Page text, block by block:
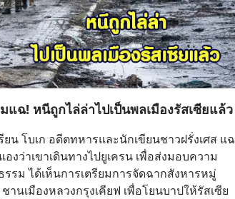
แฉ! หนีถูกไล่ล่าไปเป็นพลเมืองรัสเซียแล้ว
ยน โบเก อดีตทหารและนักเขียนชาวฝรั่งเศส แฉ
งว่าเขาเดินทางไปยูเครน เพื่อส่งมอบความ
รม ได้เห็นการเตรียมการจัดฉากสังหารหมู่
านเมืองหลวงกรุงเคียฟ เพื่อโยนบาปให้รัสเซีย